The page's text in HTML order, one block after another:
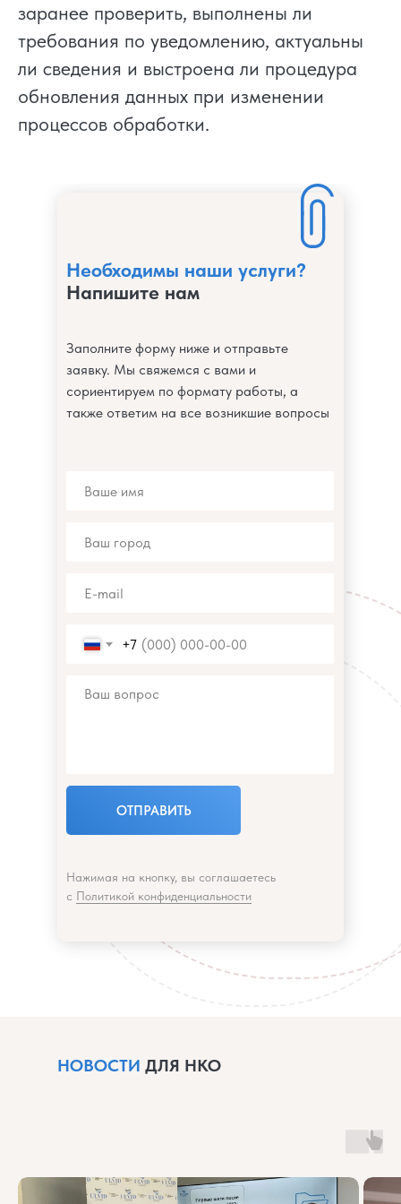
заранее проверить, выполнены ли
требования по уведомлению, актуальны
ли сведения и выстроена ли процедура
обновления данных при изменении
процессов обработки.
Необходимы наши услуги?
Напишите нам
+7
ОТПРАВИТЬ
Заполните форму ниже и отправьте
заявку. Мы свяжемся с вами и
сориентируем по формату работы, а
также ответим на все возникшие вопросы
Нажимая на кнопку, вы соглашаетесь
с Политикой конфиденциальности
НОВОСТИ ДЛЯ НКО